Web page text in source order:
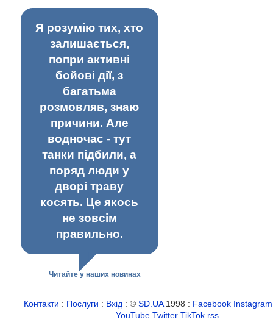
Я розумію тих, хто
залишається,
попри активні
бойові дії, з
багатьма
розмовляв, знаю
причини. Але
водночас - тут
танки підбили, а
поряд люди у
дворі траву
косять. Це якось
не зовсім
правильно.
Читайте у наших новинах
Контакти : Послуги : Вхід : ©SD.UA1998 : Facebook Instagram
YouTube Twitter TikTok rss